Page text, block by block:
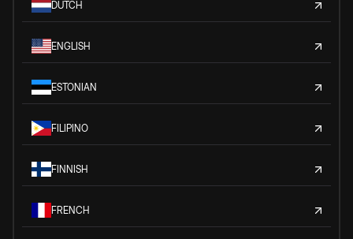
DUTCH
ENGLISH
ESTONIAN
FILIPINO
FINNISH
FRENCH